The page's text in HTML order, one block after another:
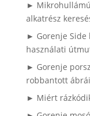
►
alkatrész
► Gorenje Side
használati
► Gorenje
robbantott
► Miért